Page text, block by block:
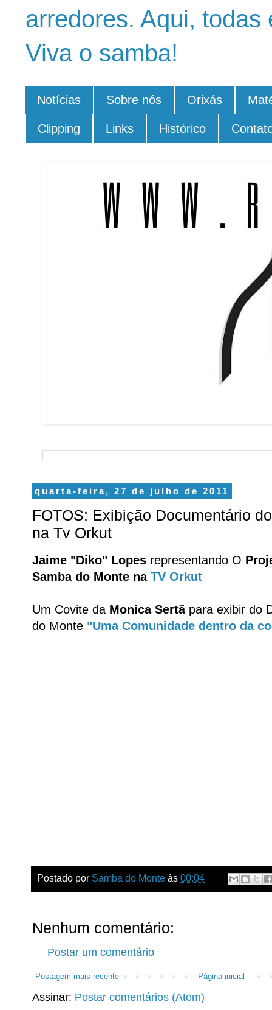
arredores. Aqui,
Viva o samba!
Notícias Sobre nós Orixás
Clipping Links Histórico
quarta-feira, 27 de julho de 2011
FOTOS: Exibição Documentário
na Tv Orkut
Jaime "Diko" Lopes representando O
Samba do Monte na TV Orkut
Um Covite da Monica Sertãpara exibir do
do Monte "Uma Comunidade dentro da
Postado por Samba do Monte às 00:04
Nenhum comentário:
Postar um comentário
Postagem mais recente Página inicial
Assinar: Postar comentários (Atom)